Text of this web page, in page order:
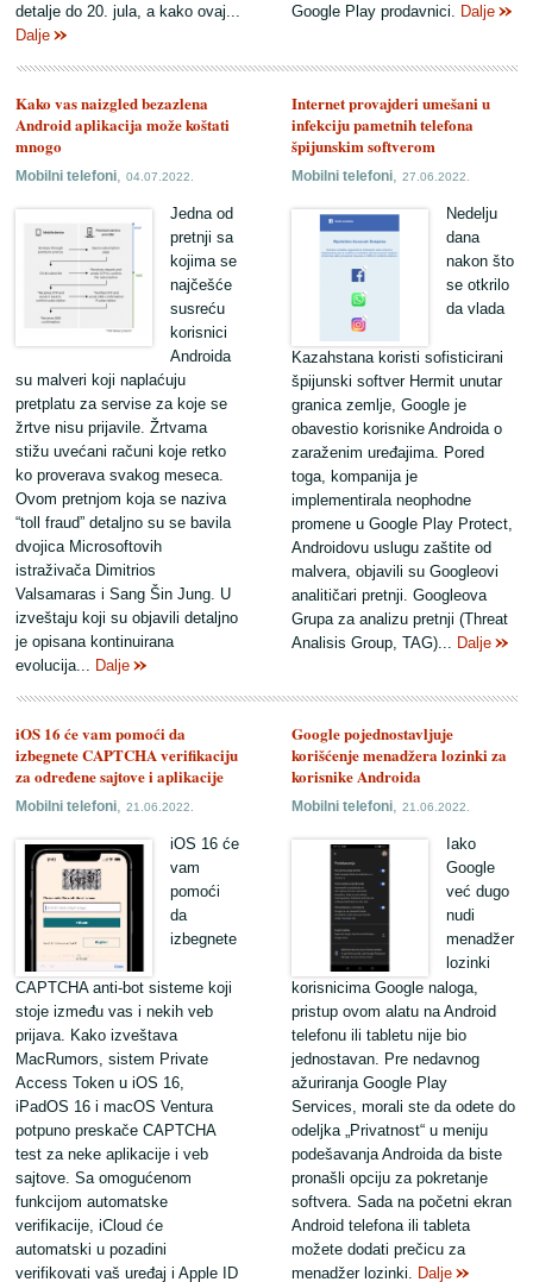
Google Play prodavnici. Dalje
detalje do 20. jula, a kako ovaj...
Dalje
Internet provajderi umešani u
infekciju pametnih telefona
špijunskim softverom
Mobilni telefoni,27.06.2022.
Nedelju
dana
nakon što
se otkrilo
da vlada
Kazahstana koristi sofisticirani
špijunski softver Hermit unutar
granica zemlje, Google je
obavestio korisnike Androida o
zaraženim uređajima. Pored
toga, kompanija je
implementirala neophodne
promene u Google Play Protect,
Androidovu uslugu zaštite od
malvera, objavili su Googleovi
analitičari pretnji. Googleova
Grupa za analizu pretnji (Threat
Analisis Group, TAG)... Dalje
Kako vas naizgled bezazlena
Android aplikacija može koštati
mnogo
Mobilni telefoni,04.07.2022.
Jedna od
pretnji sa
kojima se
najčešće
susreću
korisnici
Androida
su malveri koji naplaćuju
pretplatu za servise za koje se
žrtve nisu prijavile. Žrtvama
stižu uvećani računi koje retko
ko proverava svakog meseca.
Ovom pretnjom koja se naziva
“toll fraud” detaljno su se bavila
dvojica Microsoftovih
istraživača Dimitrios
Valsamaras i Sang Šin Jung. U
izveštaju koji su objavili detaljno
je opisana kontinuirana
evolucija... Dalje
Google pojednostavljuje
korišćenje menadžera lozinki za
korisnike Androida
Mobilni telefoni,21.06.2022.
Iako
Google
već dugo
nudi
menadžer
lozinki
korisnicima Google naloga,
pristup ovom alatu na Android
telefonu ili tabletu nije bio
jednostavan. Pre nedavnog
ažuriranja Google Play
Services, morali ste da odete do
odeljka „Privatnost“ u meniju
podešavanja Androida da biste
pronašli opciju za pokretanje
softvera. Sada na početni ekran
Android telefona ili tableta
možete dodati prečicu za
menadžer lozinki. Dalje
iOS 16 će vam pomoći da
izbegnete CAPTCHA verifikaciju
za određene sajtove i aplikacije
Mobilni telefoni,21.06.2022.
iOS 16 će
vam
pomoći
da
izbegnete
CAPTCHA anti-bot sisteme koji
stoje između vas i nekih veb
prijava. Kako izveštava
MacRumors, sistem Private
Access Token u iOS 16,
iPadOS 16 i macOS Ventura
potpuno preskače CAPTCHA
test za neke aplikacije i veb
sajtove. Sa omogućenom
funkcijom automatske
verifikacije, iCloud će
automatski u pozadini
verifikovati vaš uređaj i Apple ID